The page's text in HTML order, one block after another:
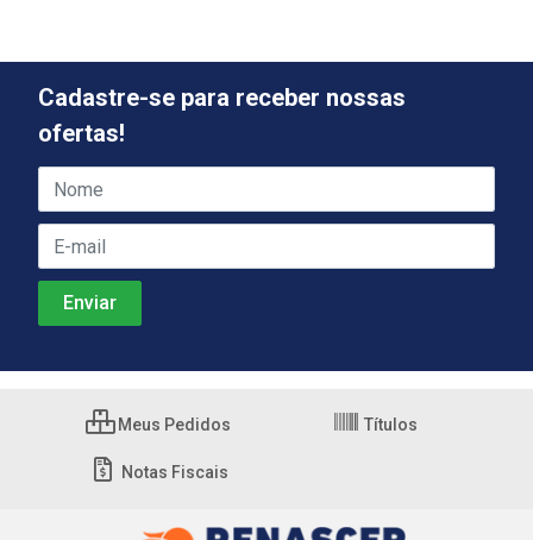
Cadastre-se para receber nossas
ofertas!
Meus Pedidos Títulos
Notas Fiscais